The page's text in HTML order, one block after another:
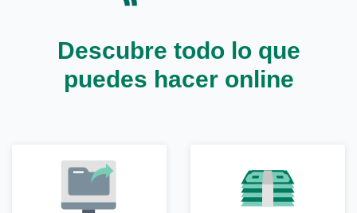
Descubre todo lo que
puedes hacer online